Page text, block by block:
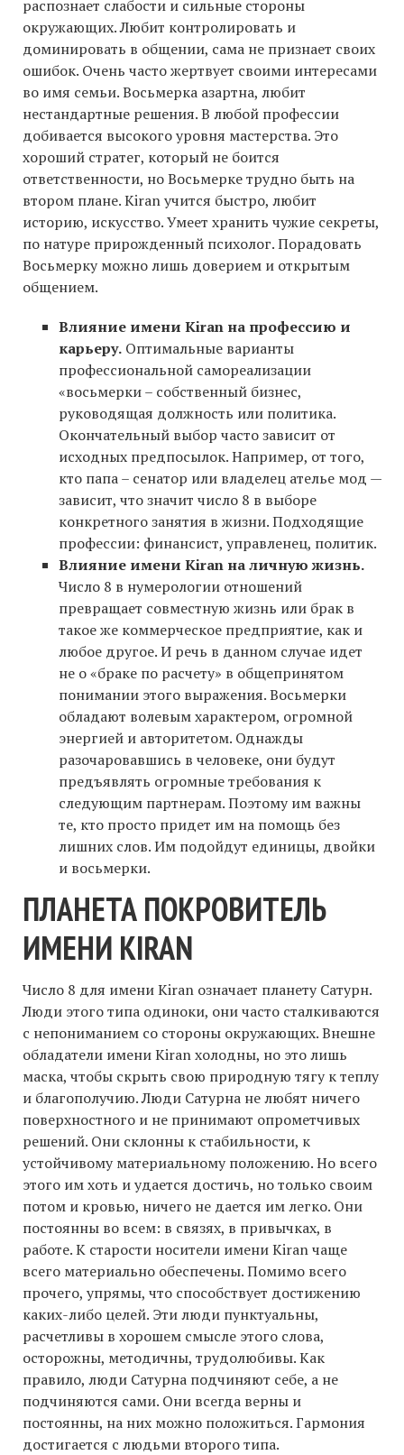
распознает слабости и сильные стороны
окружающих. Любит контролировать и
доминировать в общении, сама не признает своих
ошибок. Очень часто жертвует своими интересами
во имя семьи. Восьмерка азартна, любит
нестандартные решения. В любой профессии
добивается высокого уровня мастерства. Это
хороший стратег, который не боится
ответственности, но Восьмерке трудно быть на
втором плане. Kiran учится быстро, любит
историю, искусство. Умеет хранить чужие секреты,
по натуре прирожденный психолог. Порадовать
Восьмерку можно лишь доверием и открытым
общением.
Влияние имени Kiran на профессию и
карьеру. Оптимальные варианты
профессиональной самореализации
«восьмерки – собственный бизнес,
руководящая должность или политика.
Окончательный выбор часто зависит от
исходных предпосылок. Например, от того,
кто папа – сенатор или владелец ателье мод —
зависит, что значит число 8 в выборе
конкретного занятия в жизни. Подходящие
профессии: финансист, управленец, политик.
Влияние имени Kiran на личную жизнь.
Число 8 в нумерологии отношений
превращает совместную жизнь или брак в
такое же коммерческое предприятие, как и
любое другое. И речь в данном случае идет
не о «браке по расчету» в общепринятом
понимании этого выражения. Восьмерки
обладают волевым характером, огромной
энергией и авторитетом. Однажды
разочаровавшись в человеке, они будут
предъявлять огромные требования к
следующим партнерам. Поэтому им важны
те, кто просто придет им на помощь без
лишних слов. Им подойдут единицы, двойки
и восьмерки.
ПЛАНЕТА ПОКРОВИТЕЛЬ
ИМЕНИ KIRAN
Число 8 для имени Kiran означает планету Сатурн.
Люди этого типа одиноки, они часто сталкиваются
с непониманием со стороны окружающих. Внешне
обладатели имени Kiran холодны, но это лишь
маска, чтобы скрыть свою природную тягу к теплу
и благополучию. Люди Сатурна не любят ничего
поверхностного и не принимают опрометчивых
решений. Они склонны к стабильности, к
устойчивому материальному положению. Но всего
этого им хоть и удается достичь, но только своим
потом и кровью, ничего не дается им легко. Они
постоянны во всем: в связях, в привычках, в
работе. К старости носители имени Kiran чаще
всего материально обеспечены. Помимо всего
прочего, упрямы, что способствует достижению
каких-либо целей. Эти люди пунктуальны,
расчетливы в хорошем смысле этого слова,
осторожны, методичны, трудолюбивы. Как
правило, люди Сатурна подчиняют себе, а не
подчиняются сами. Они всегда верны и
постоянны, на них можно положиться. Гармония
достигается с людьми второго типа.